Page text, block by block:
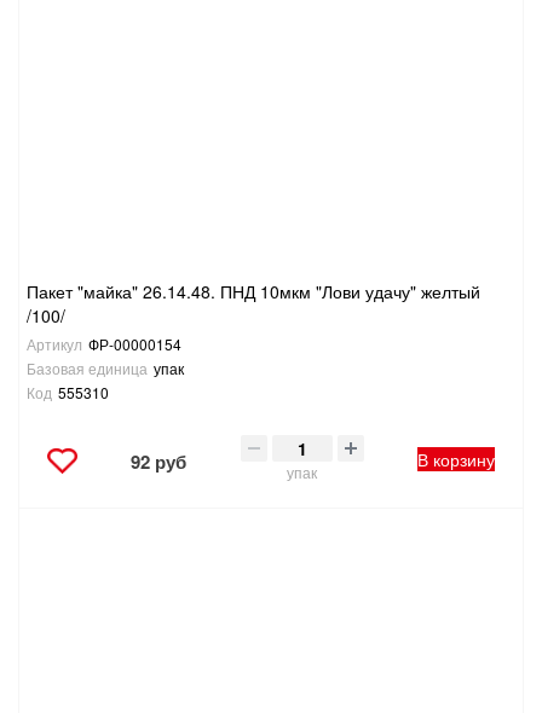
Пакет "майка" 26.14.48. ПНД 10мкм "Лови удачу" желтый
/100/
Артикул ФР-00000154
Базовая единица упак
Код 555310
92 руб упак
В корзину